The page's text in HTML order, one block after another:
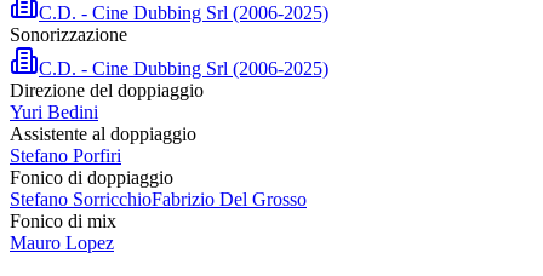
C.D. - Cine Dubbing Srl (2006-2025)
Sonorizzazione
C.D. - Cine Dubbing Srl (2006-2025)
Direzione del doppiaggio
Yuri Bedini
Assistente al doppiaggio
Stefano Porfiri
Fonico di doppiaggio
Stefano SorricchioFabrizio Del Grosso
Fonico di mix
Mauro Lopez